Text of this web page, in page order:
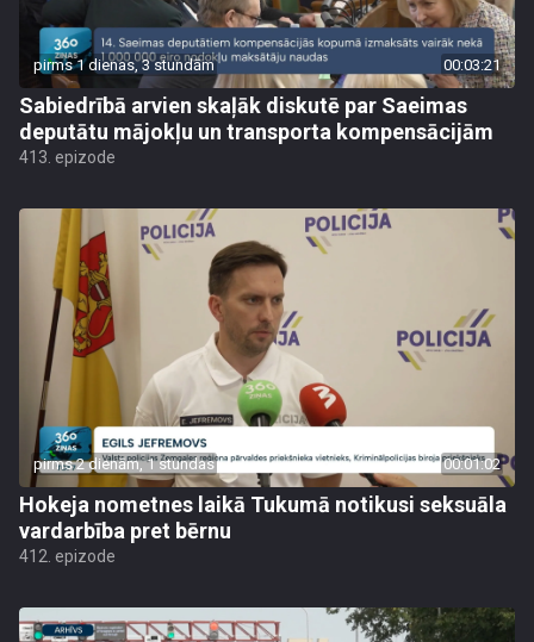
pirms 1 dienas, 3 stundām 00:03:21
Sabiedrībā arvien skaļāk diskutē par Saeimas
deputātu mājokļu un transporta kompensācijām
413. epizode
pirms 2 dienām, 1 stundas 00:01:02
Hokeja nometnes laikā Tukumā notikusi seksuāla
vardarbība pret bērnu
412. epizode